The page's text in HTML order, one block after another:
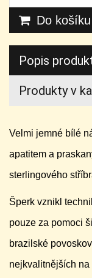
Do košíku
Popis
Produkty v
Velmi jemné bílé
apatitem a
sterlingového
Šperk vznikl
pouze za pomoci
brazilské
nejkvalitnějších na